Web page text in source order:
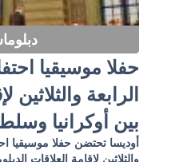
حفلا موسيقيا
الرابعة والثلاثين
بين أوكرانيا
أوديسا تحتضن حفلا موسيقيا
والثلاثين لإقامة العلاقات